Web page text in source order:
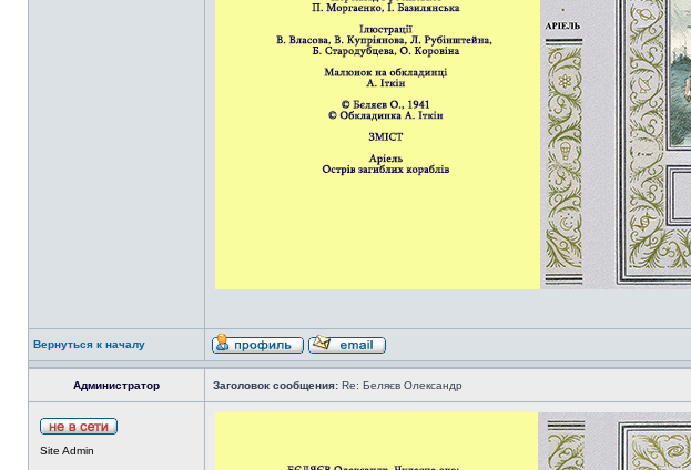
Вернуться к началу
Администратор Заголовок сообщения: Re: Беляєв Олександр
Site Admin